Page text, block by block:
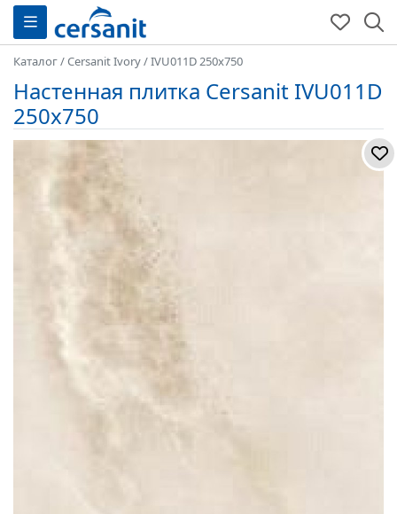
Каталог/Cersanit Ivory/IVU011D 250x750
Настенная плитка Cersanit IVU011D
250x750